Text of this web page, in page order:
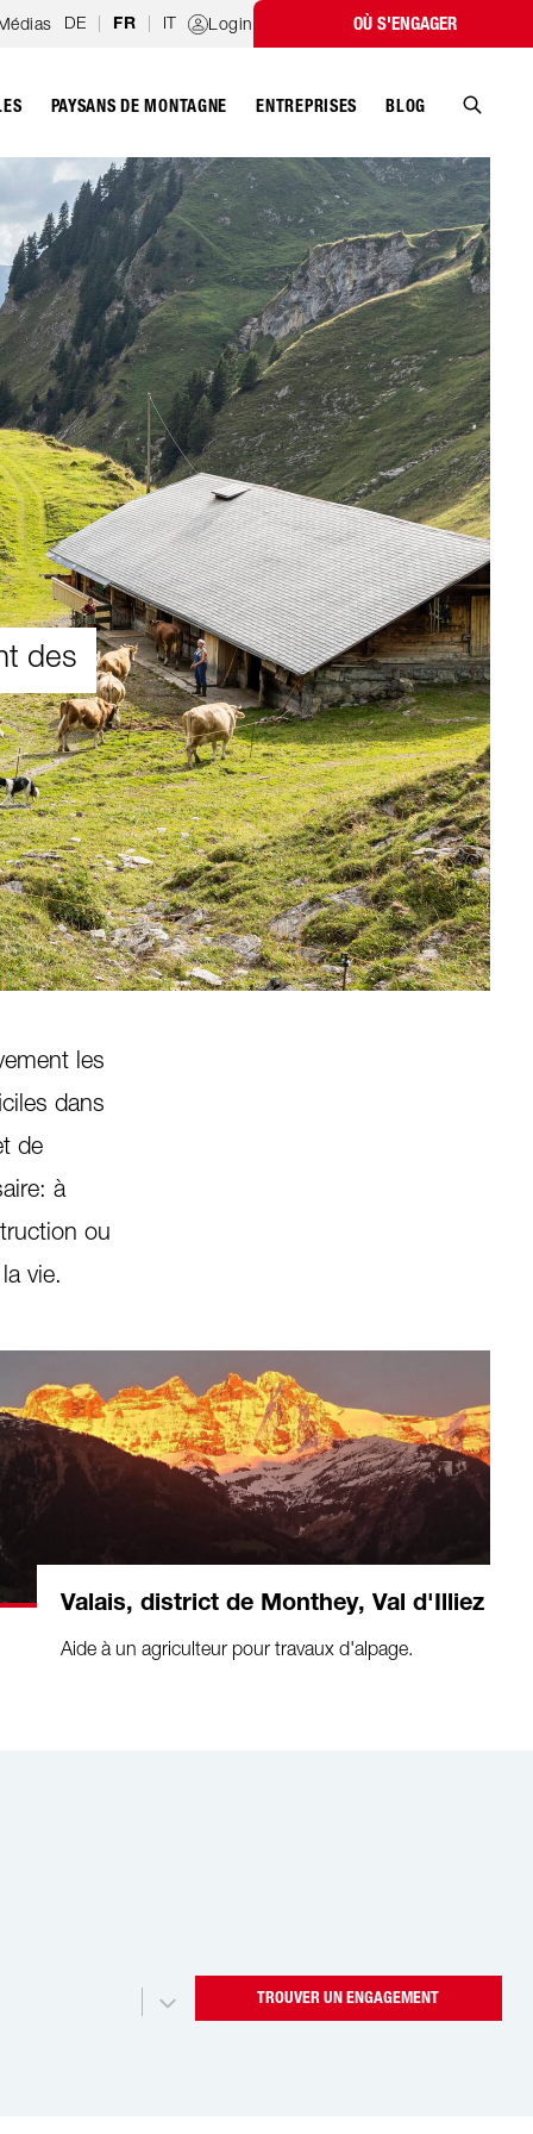
DE | FR | IT Login OÙ S'ENGAGER
PAYSANS DE MONTAGNE ENTREPRISES BLOG
des
les
dans
de
à
ou
vie.
Valais, district de Monthey, Val d'Illiez
Aide à un agriculteur pour travaux d'alpage.
TROUVER UN ENGAGEMENT